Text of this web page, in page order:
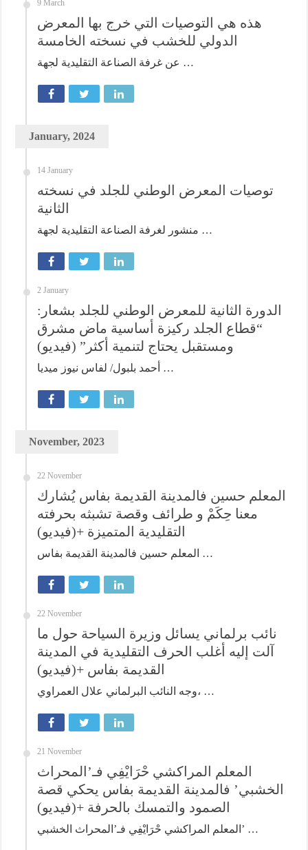
9 March
هذه هي التوصيات التي خرج بها المعرض
الدولي للخشب في نسخته الخامسة
عن غرفة الصناعة التقليدية لجهة …
January, 2024
14 January
توصيات المعرض الوطني للجلد في نسخته
الثانية
منشور لغرفة الصناعة التقليدية لجهة …
2 January
الدورة الثانية للمعرض الوطني للجلد بشعار:
“قطاع الجلد ركيزة أساسية ماض مشرق
ومستقبل يحتاج لتنمية أكثر” (فيديو)
أحمد بلبول/ لفاس نيوز ميديا …
November, 2023
22 November
المعلم حسين فالمدينة القديمة بفاس يُشارك
معنا حِكَمْ و طرائف وقصة تشبثه بحرفته
التقليدية المتميزة +(فيديو)
المعلم حسين فالمدينة القديمة بفاس …
22 November
نائب برلماني يسائل وزيرة السياحة حول ما
آلت إليه أغلب الحرف التقليدية في المدينة
القديمة بفاس +(فيديو)
وجه النائب البرلماني علال العمراوي، …
21 November
المعلم المراكشي حْرَايْفِي فـ’المحراث
الخشبي’ فالمدينة القديمة بفاس يحكي قصة
الصمود والتمسك بالحرفة +(فيديو)
المعلم المراكشي حْرَايْفِي فـ’المحراث الخشبي’ …